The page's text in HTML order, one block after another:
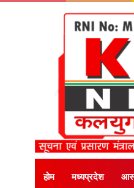
होम मध्यप्रदेश